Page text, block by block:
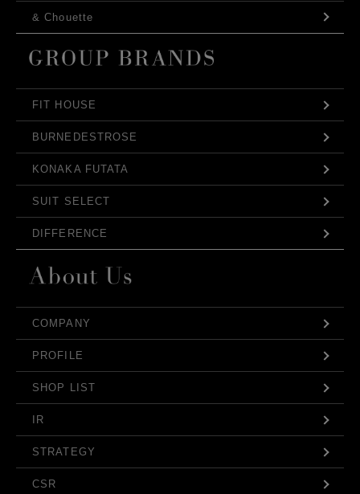
& Chouette
FIT HOUSE
BURNEDESTROSE
KONAKA FUTATA
SUIT SELECT
DIFFERENCE
COMPANY
PROFILE
SHOP LIST
IR
STRATEGY
CSR